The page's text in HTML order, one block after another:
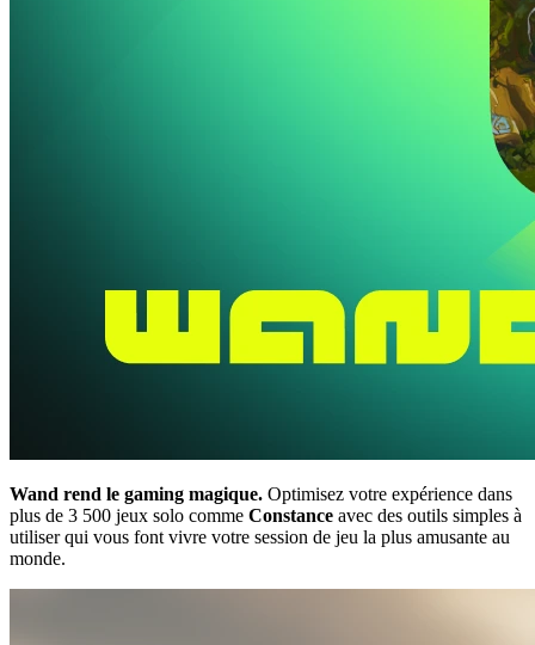
Wand rend le gaming magique. Optimisez votre expérience dans
plus de 3 500 jeux solo comme Constance avec des outils simples à
utiliser qui vous font vivre votre session de jeu la plus amusante au
monde.